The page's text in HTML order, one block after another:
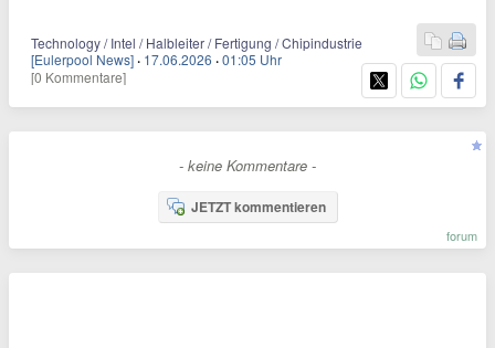
Technology / Intel / Halbleiter / Fertigung / Chipindustrie
[Eulerpool News] · 17.06.2026 ·01:05 Uhr
[0 Kommentare]
- keine Kommentare -
JETZT kommentieren
forum